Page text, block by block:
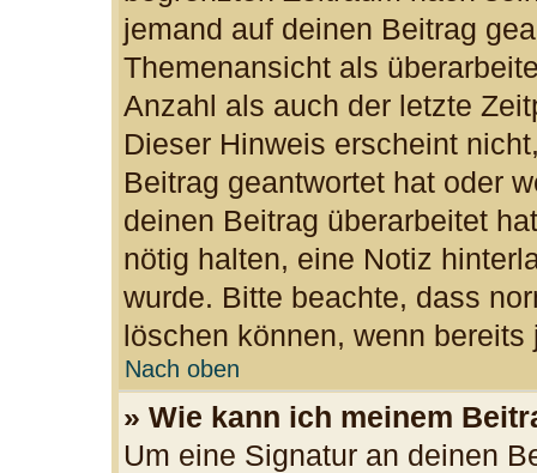
jemand auf deinen Beitrag
Themenansicht als
Anzahl als auch der letzte
Dieser Hinweis erscheint
Beitrag geantwortet hat oder
deinen Beitrag überarbeitet
nötig halten, eine Notiz
wurde. Bitte beachte, dass
löschen können, wenn
Nach oben
» Wie kann ich meinem
Um eine Signatur an deinen